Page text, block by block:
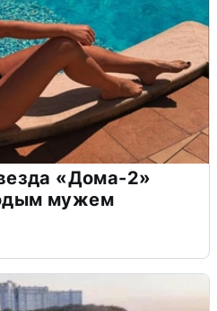
«Дома-2»
мужем